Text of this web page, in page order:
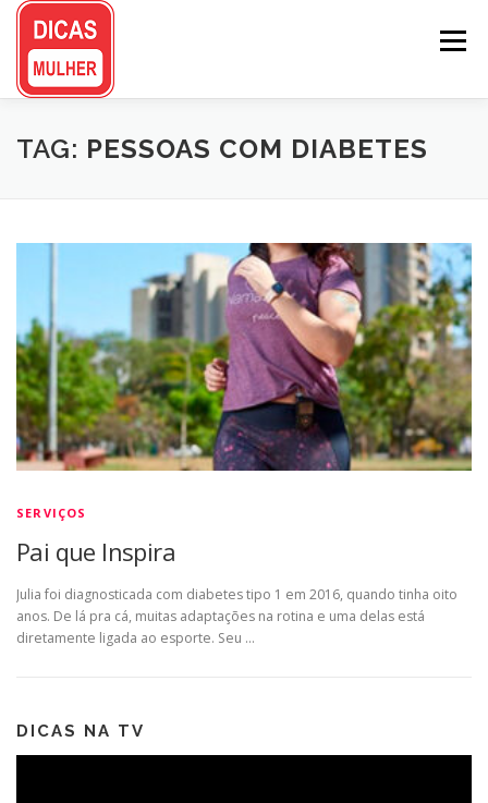
Pular
conteúdo
Menu
TAG: PESSOAS COM DIABETES
SERVIÇOS
Pai que Inspira
Julia foi diagnosticada com diabetes tipo 1 em 2016, quando tinha oito
anos. De lá pra cá, muitas adaptações na rotina e uma delas está
diretamente ligada ao esporte. Seu …
DICAS NA TV